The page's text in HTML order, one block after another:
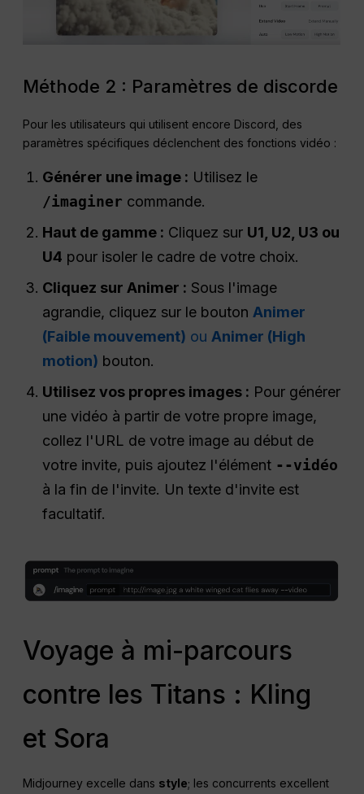
Méthode 2 : Paramètres de discorde
Pour les utilisateurs qui utilisent encore Discord, des
paramètres spécifiques déclenchent des fonctions vidéo :
Générer une image : Utilisez le
/imaginer commande.
Haut de gamme : Cliquez sur U1, U2, U3 ou
U4 pour isoler le cadre de votre choix.
Cliquez sur Animer : Sous l'image
agrandie, cliquez sur le bouton Animer
(Faible mouvement) ou Animer (High
motion) bouton.
Utilisez vos propres images : Pour générer
une vidéo à partir de votre propre image,
collez l'URL de votre image au début de
votre invite, puis ajoutez l'élément --vidéo
à la fin de l'invite. Un texte d'invite est
facultatif.
Voyage à mi-parcours
contre les Titans : Kling
et Sora
Midjourney excelle dans style; les concurrents excellent